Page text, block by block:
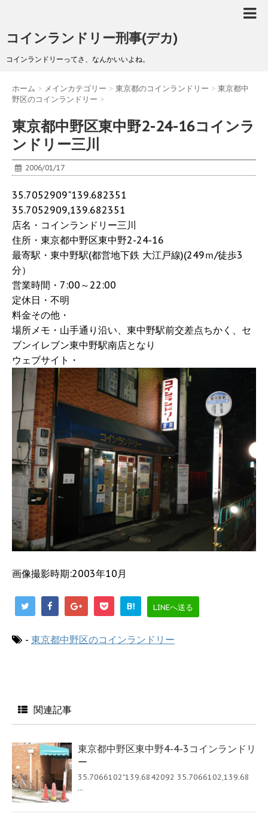
コインランドリー刑事(デカ)
コインランドリーってさ、なんかいいよね。
ホーム > メインカテゴリー > 東京都のコインランドリー > 東京都中
野区のコインランドリー >
東京都中野区東中野2-24-16コインラ
ンドリー三川
2006/01/17
35.7052909"139.682351
35.7052909,139.682351
店名・コインランドリー三川
住所・東京都中野区東中野2-24-16
最寄駅・東中野駅(都営地下鉄 大江戸線)(249ｍ/徒歩3
分）
営業時間・7:00～22:00
定休日・不明
料金その他・
場所メモ・山手通り沿い、東中野駅前交差点ちかく、セ
ブンイレブン東中野駅南店となり
ウェブサイト・
画像撮影時期:2003年10月
B! LINEへ送る
- 東京都中野区のコインランドリー
関連記事
東京都中野区東中野4-4-3コインランドリ
ー
35.7066102"139.6842092 35.7066102,139.68
...